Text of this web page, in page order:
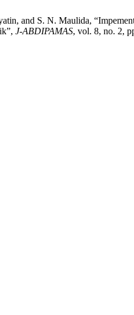
and S. N. Maulida,
J-ABDIPAMAS, vol. 8, no. 2,